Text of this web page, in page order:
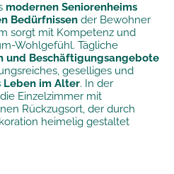
modernen Seniorenheims
Bedürfnissen der Bewohner
sorgt mit Kompetenz und
Wohlgefühl. Tägliche
Beschäftigungsangebote
geselliges und
Leben im Alter. In der
Einzelzimmer mit
Rückzugsort, der durch
heimelig gestaltet